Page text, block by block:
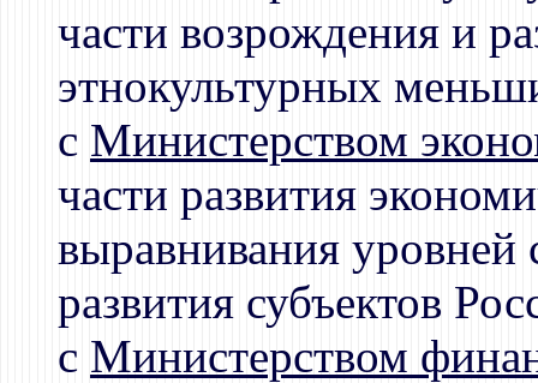
части возрождения и
этнокультурных
с Министерством
части развития
выравнивания уровней
развития субъектов
с Министерством